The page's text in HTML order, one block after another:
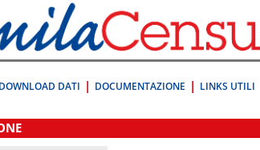
DOWNLOAD DATI DOCUMENTAZIONE LINKS UTILI